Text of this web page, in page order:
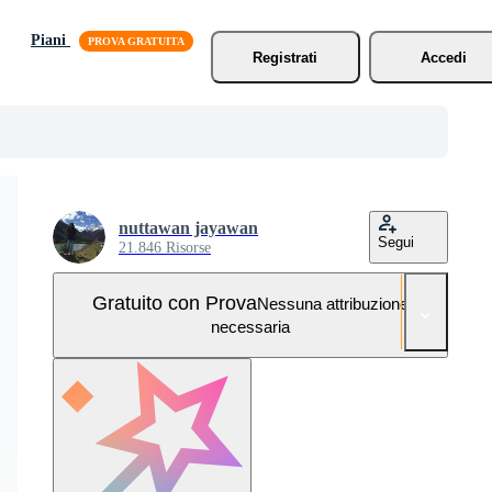
Piani
Registrati
Accedi
nuttawan jayawan
21.846 Risorse Segui
Gratuito con ProvaNessuna attribuzione
necessaria